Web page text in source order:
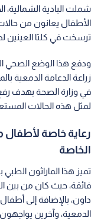
شملت البادية الشمالية،
الأطفال يعانون من
ترسخت في كلتا
ودفع هذا الوضع الصحي
زراعة الدعامة الدمعية
في وزارة الصحة بهدف
لمثل هذه الحالات
رعاية خاصة لأطفال
الخاصة
تميز هذا الماراثون
فائقة، حيث كان من بين
داون، بالإضافة إلى
الدمعية، وآخرين